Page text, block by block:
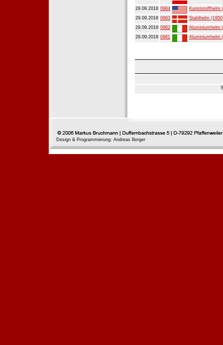
29.09.2018 0984
Kunststoffhelm
29.09.2018 0983
Stahlhelm
29.09.2018 0982
Aluminiumhelm
29.09.2018 0981 Aluminiumhelm
Design & Programmierung: Andreas Berger